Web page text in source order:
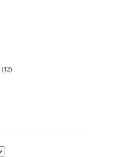
(12)